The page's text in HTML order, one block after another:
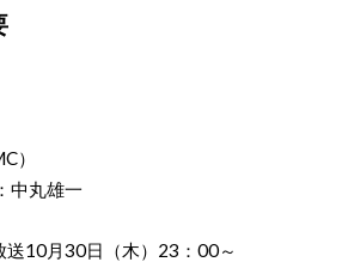
）
中丸雄一
送10月30日（木）23：00～